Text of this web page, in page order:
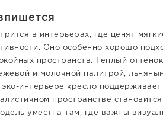
в интерьерах, где ценят
Оно особенно хорошо
пространств. Теплый
и молочной палитрой,
интерьере кресло
пространстве
уместна там, где важны